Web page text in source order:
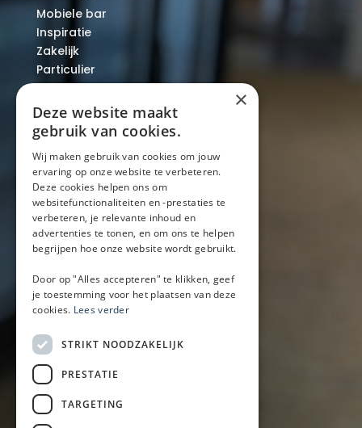
Mobiele bar
Inspiratie
Zakelijk
Particulier
Over ons
Blog
Locaties
Mobiele bar
Mobiele bar huren
Bier/wijn/fris bar
Champagnebar
Wijnbar
Aperol spritz bar
Arrangementen
Lunch
Borrel met hapjes
BBQ
Buffet
×
Deze website maakt
gebruik van cookies.
Wij maken gebruik van cookies om jouw
ervaring op onze website te verbeteren.
Deze cookies helpen ons om
websitefunctionaliteiten en -prestaties te
verbeteren, je relevante inhoud en
advertenties te tonen, en om ons te helpen
begrijpen hoe onze website wordt gebruikt.
Door op "Alles accepteren" te klikken, geef
je toestemming voor het plaatsen van deze
cookies. Lees verder
STRIKT NOODZAKELIJK
PRESTATIE
TARGETING